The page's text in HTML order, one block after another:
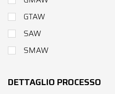
GTAW
SAW
SMAW
DETTAGLIO PROCESSO